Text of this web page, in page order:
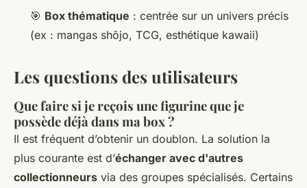
🎯 Box thématique : centrée sur un univers précis
(ex : mangas shōjo, TCG, esthétique kawaii)
Les questions des utilisateurs
Que faire si je reçois une figurine que je
possède déjà dans ma box ?
Il est fréquent d’obtenir un doublon. La solution la
plus courante est d’échanger avec d'autres
collectionneurs via des groupes spécialisés. Certains